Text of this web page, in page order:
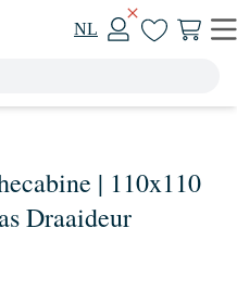
NL
| 110x110
Draaideur